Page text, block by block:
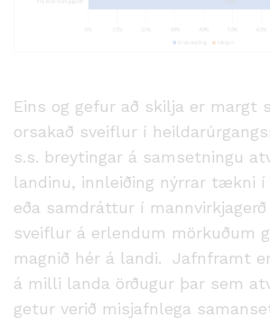
Eins og gefur að skilja er margt
orsakað sveiflur í
s.s. breytingar á samsetningu
landinu, innleiðing nýrrar tækni í
eða samdráttur í mannvirkjagerð
sveiflur á erlendum mörkuðum
magnið hér á landi. Jafnframt
á milli landa örðugur þar sem
getur verið misjafnlega